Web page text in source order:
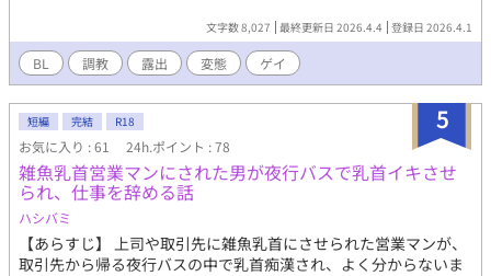
文字数 8,027 最終更新日 2026.4.4 登録日 2026.4.1
BL 調教 露出 変態 ゲイ
5
短編 完結 R18
お気に入り : 61 24h.ポイント : 78
雑魚乳首営業マンにされた男が夜行バスで乳首イキさせ
られ、仕事を辞める話
ハシバミ
【あらすじ】 上司や取引先に雑魚乳首にさせられた営業マンが、
取引先から帰る夜行バスの中で乳首痴漢され、よく分からないま